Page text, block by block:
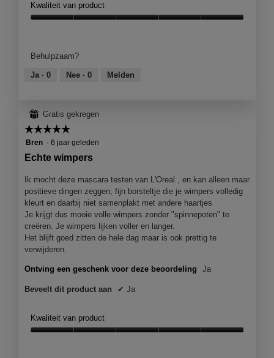
Kwaliteit van product
5
van
Behulpzaam?
Ja · 0 Nee · 0 Melden
⊞ Gratis gekregen
☆☆☆☆☆
☆☆☆☆☆
5
sterren.
Bren · 6 jaar geleden
Echte wimpers
Ik mocht deze mascara testen van L'Oreal , en kan alleen maar
positieve dingen zeggen; fijn borsteltje die je wimpers volledig
kleurt en daarbij niet samenplakt met andere haartjes
Je krijgt dus mooie volle wimpers zonder "spinnepoten" te
creëren. Je wimpers lijken voller en langer.
Het blijft goed zitten de hele dag maar is ook prettig te
verwijderen.
Ontving een geschenk voor deze beoordeling Ja
Beveelt dit product aan ✔ Ja
Kwaliteit van product